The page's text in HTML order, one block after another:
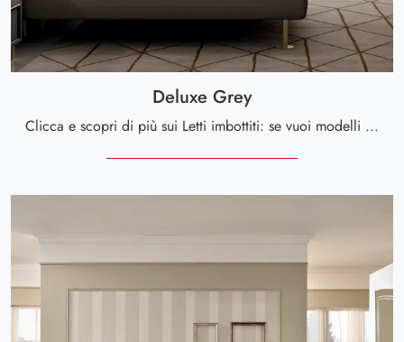
Deluxe Grey
Clicca e scopri di più sui Letti imbottiti: se vuoi modelli matrimoniali design, il modello Deluxe Grey Spar fa al caso tuo.